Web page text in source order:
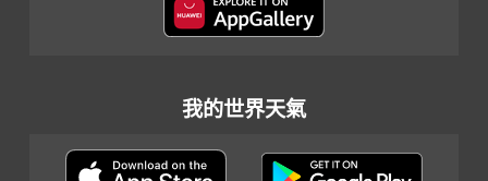
我的世界天氣